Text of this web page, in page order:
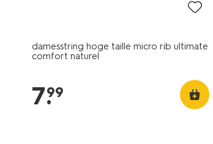
damesstring hoge taille micro rib ultimate
comfort naturel
7.
99